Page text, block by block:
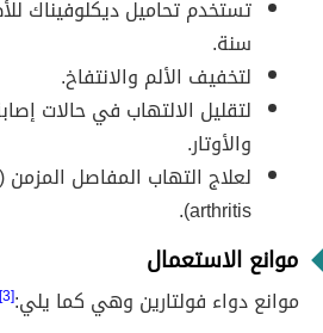
سنة.
لتخفيف الألم والانتفاخ.
لتقليل الالتهاب في حالات
والأوتار.
arthritis).
موانع الاستعمال
موانع دواء فولتارين وهي كما يلي:[3]